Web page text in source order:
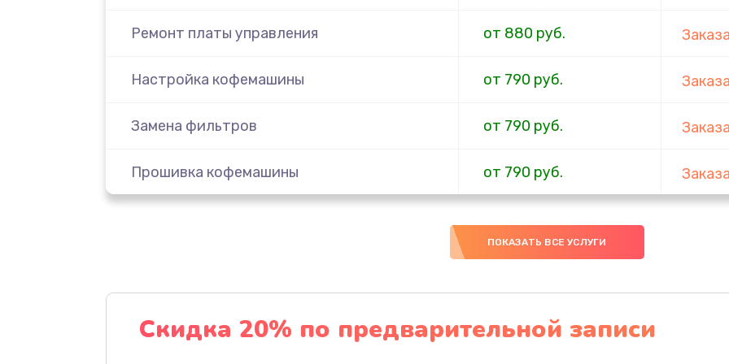
Ремонт платы управления от 880 руб.
Настройка кофемашины от 790 руб.
Замена фильтров от 790 руб.
Прошивка кофемашины от 790 руб.
от 690 руб.
ПОКАЗАТЬ ВСЕ УСЛУГИ
Скидка 20% по предварительной записи